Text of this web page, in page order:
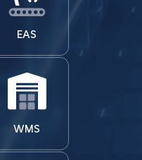
EAS
WMS